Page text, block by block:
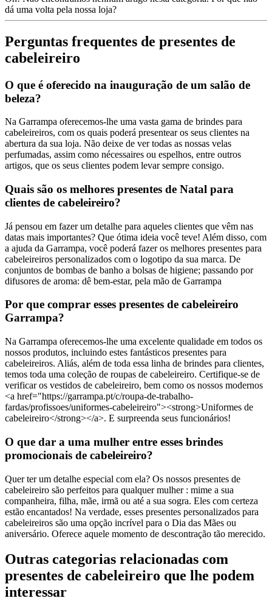
dá uma volta pela nossa loja?
Perguntas frequentes de presentes de
cabeleireiro
O que é oferecido na inauguração de um salão de
beleza?
Na Garrampa oferecemos-lhe uma vasta gama de brindes para
cabeleireiros, com os quais poderá presentear os seus clientes na
abertura da sua loja. Não deixe de ver todas as nossas velas
perfumadas, assim como nécessaires ou espelhos, entre outros
artigos, que os seus clientes podem levar sempre consigo.
Quais são os melhores presentes de Natal para
clientes de cabeleireiro?
Já pensou em fazer um detalhe para aqueles clientes que vêm nas
datas mais importantes? Que ótima ideia você teve! Além disso, com
a ajuda da Garrampa, você poderá fazer os melhores presentes para
cabeleireiros personalizados com o logotipo da sua marca. De
conjuntos de bombas de banho a bolsas de higiene; passando por
difusores de aroma: dê bem-estar, pela mão de Garrampa
Por que comprar esses presentes de cabeleireiro
Garrampa?
Na Garrampa oferecemos-lhe uma excelente qualidade em todos os
nossos produtos, incluindo estes fantásticos presentes para
cabeleireiros. Aliás, além de toda essa linha de brindes para clientes,
temos toda uma coleção de roupas de cabeleireiro. Certifique-se de
verificar os vestidos de cabeleireiro, bem como os nossos modernos
<a href="https://garrampa.pt/c/roupa-de-trabalho-
fardas/profissoes/uniformes-cabeleireiro"><strong>Uniformes de
cabeleireiro</strong></a>. E surpreenda seus funcionários!
O que dar a uma mulher entre esses brindes
promocionais de cabeleireiro?
Quer ter um detalhe especial com ela? Os nossos presentes de
cabeleireiro são perfeitos para qualquer mulher : mime a sua
companheira, filha, mãe, irmã ou até a sua sogra. Eles com certeza
estão encantados! Na verdade, esses presentes personalizados para
cabeleireiros são uma opção incrível para o Dia das Mães ou
aniversário. Oferece aquele momento de descontração tão merecido.
Outras categorias relacionadas com
presentes de cabeleireiro que lhe podem
interessar